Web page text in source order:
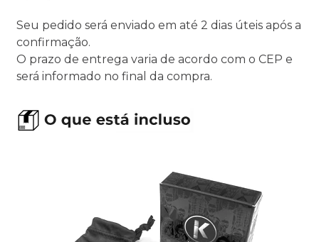
Seu pedido será enviado em até 2 dias úteis após a
confirmação.
O prazo de entrega varia de acordo com o CEP e
será informado no final da compra.